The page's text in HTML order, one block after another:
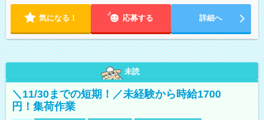
気になる！ 応募する 詳細へ
未読
＼11/30までの短期！／未経験から時給1700
円！集荷作業